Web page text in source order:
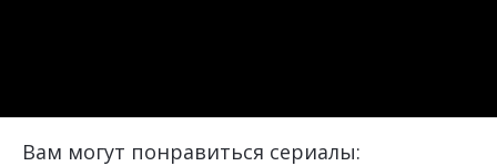
Вам могут понравиться сериалы: